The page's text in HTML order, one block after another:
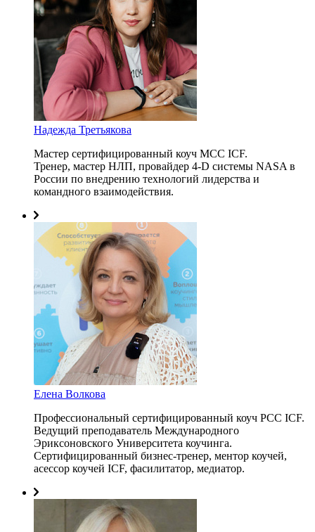
Надежда Третьякова
Мастер сертифицированный коуч MCC ICF.
Тренер, мастер НЛП, провайдер 4-D системы NASA в
России по внедрению технологий лидерства и
командного взаимодействия.
Елена Волкова
Профессиональный сертифицированный коуч PCC ICF.
Ведущий преподаватель Международного
Эриксоновского Университета коучинга.
Сертифицированный бизнес-тренер, ментор коучей,
асессор коучей ICF, фасилитатор, медиатор.